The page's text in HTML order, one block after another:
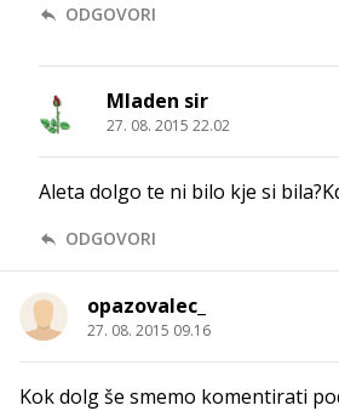
ODGOVORI
Mladen sir
27. 08. 2015 22.02
Aleta dolgo te ni bilo kje si
ODGOVORI
opazovalec_
27. 08. 2015 09.16
Kok dolg še smemo komentirati